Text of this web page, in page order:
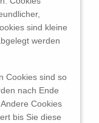
sind kleine
werden
Cookies sind so
nach Ende
Cookies
bis Sie diese